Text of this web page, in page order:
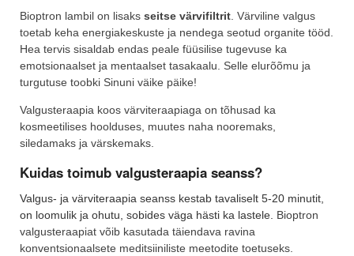
Bioptron lambil on lisaks seitse värvifiltrit . Värviline valgus
toetab keha energiakeskuste ja nendega seotud organite tööd.
Hea tervis sisaldab endas peale füüsilise tugevuse ka
emotsionaalset ja mentaalset tasakaalu. Selle elurõõmu ja
turgutuse toobki Sinuni väike päike!
Valgusteraapia koos värviteraapiaga on tõhusad ka
kosmeetilises hoolduses, muutes naha nooremaks,
siledamaks ja värskemaks.
Kuidas toimub valgusteraapia seanss?
Valgus- ja värviteraapia seanss kestab tavaliselt 5-20 minutit,
on loomulik ja ohutu, sobides väga hästi ka lastele. Bioptron
valgusteraapiat võib kasutada täiendava ravina
konventsionaalsete meditsiiniliste meetodite toetuseks.